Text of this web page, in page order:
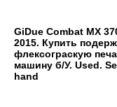
GiDue Combat MX
2015. Купить
флексограскую
машину б/У. Used.
hand